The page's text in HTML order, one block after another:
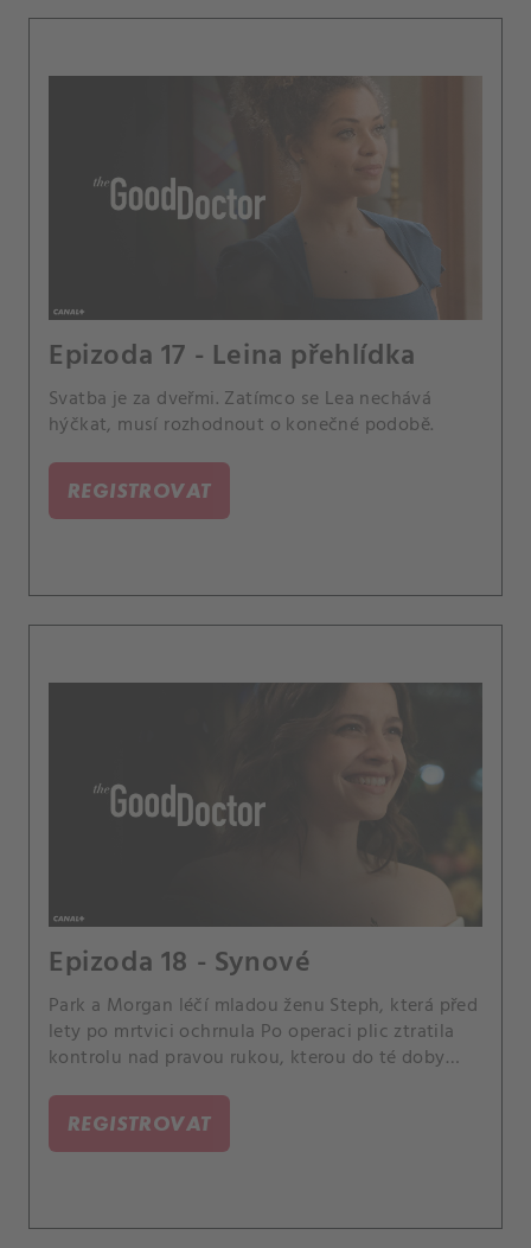
Epizoda 17 - Leina přehlídka
Svatba je za dveřmi. Zatímco se Lea nechává
hýčkat, musí rozhodnout o konečné podobě.
REGISTROVAT
Epizoda 18 - Synové
Park a Morgan léčí mladou ženu Steph, která před
lety po mrtvici ochrnula Po operaci plic ztratila
kontrolu nad pravou rukou, kterou do té doby
nápadem použít zařízení připojené ke Stephinu
mozku, které by jí umožnilo komunikovat, a
požádá Leu o pomoc, aby ho naprogramovala
REGISTROVAT